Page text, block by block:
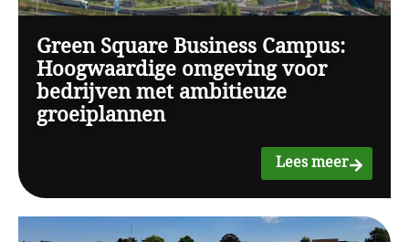
Green Square Business Campus:
Hoogwaardige omgeving voor
bedrijven met ambitieuze
groeiplannen
Lees meer